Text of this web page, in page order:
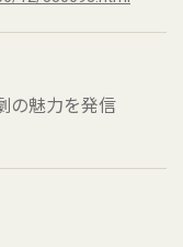
の魅力を発信